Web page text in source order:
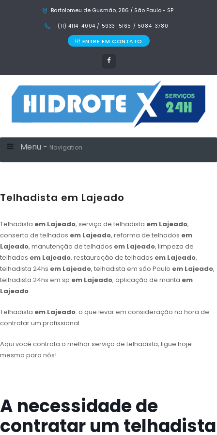
Bartolomeu de Gusmão, 286 / São Paulo - SP
(11) 4114-4004 / 5933-5165 / 5084-3780
ENTRE EM CONTATO
Menu - Navigation
Telhadista em Lajeado
Telhadista em Lajeado, serviço de telhadista em Lajeado,
conserto de telhados em Lajeado, reforma de telhados em
Lajeado, manutenção de telhados em Lajeado, limpeza de
telhados em Lajeado, restauração de telhados em Lajeado,
telhadista 24hs em Lajeado, telhadista em são Paulo em Lajeado,
telhadista 24hs em sp em Lajeado, aplicação de manta em
Lajeado.
Telhadista em Lajeado: o que levar em consideração na hora de
contratar um profissional
Aqui você contrata o melhor serviço de telhadista, ligue hoje
mesmo para nós!
A necessidade de
contratar um telhadista